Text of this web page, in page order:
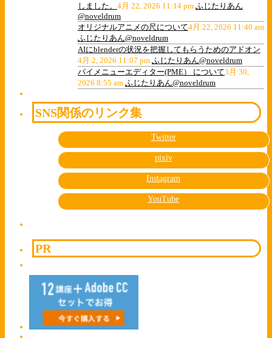
しました。 4月 22, 2026 11:14 pm ふじたりあん
@noveldrum
オリジナルアニメの尺について4月 22, 2026 11:40 am
ふじたりあん@noveldrum
AIにblenderの状況を把握してもらうためのアドオン
4月 2, 2026 11:07 pm ふじたりあん@noveldrum
パイメニューエディター(PME） について3月 30,
2026 8:55 am ふじたりあん@noveldrum
SNS関係のリンク集
Twitter
pixiv
Instagram
YouTube
PR